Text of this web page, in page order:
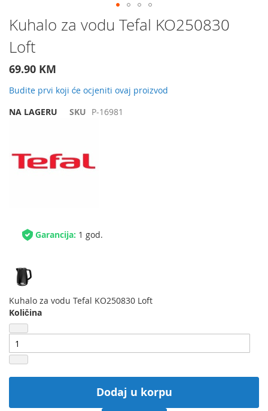
Preskočite
na
početak
galerije
slika
Kuhalo za vodu Tefal KO250830
Loft
69.90 KM
Budite prvi koji će ocjeniti ovaj proizvod
NA LAGERU
SKU P-16981
Garancija: 1 god.
Kuhalo za vodu Tefal KO250830 Loft
Količina
Dodaj u korpu